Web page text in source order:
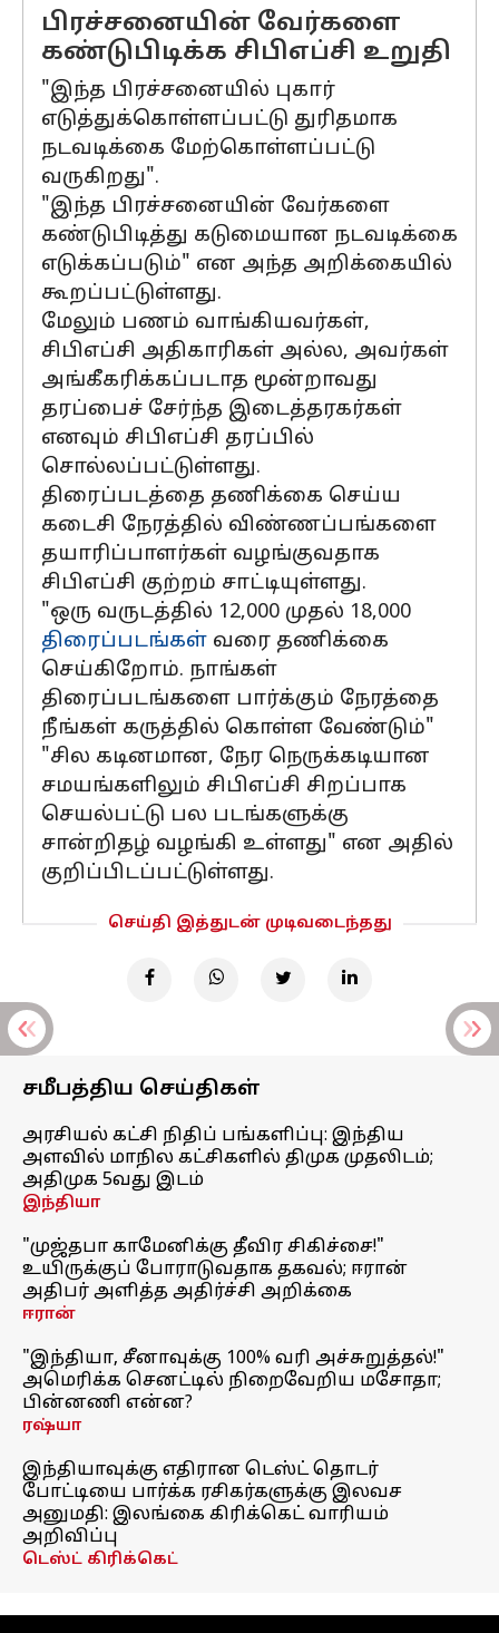
பிரச்சனையின் வேர்களை
கண்டுபிடிக்க சிபிஎப்சி உறுதி
"இந்த பிரச்சனையில் புகார்
எடுத்துக்கொள்ளப்பட்டு துரிதமாக
நடவடிக்கை மேற்கொள்ளப்பட்டு
வருகிறது".
"இந்த பிரச்சனையின் வேர்களை
கண்டுபிடித்து கடுமையான நடவடிக்கை
எடுக்கப்படும்" என அந்த அறிக்கையில்
கூறப்பட்டுள்ளது.
மேலும் பணம் வாங்கியவர்கள்,
சிபிஎப்சி அதிகாரிகள் அல்ல, அவர்கள்
அங்கீகரிக்கப்படாத மூன்றாவது
தரப்பைச் சேர்ந்த இடைத்தரகர்கள்
எனவும் சிபிஎப்சி தரப்பில்
சொல்லப்பட்டுள்ளது.
திரைப்படத்தை தணிக்கை செய்ய
கடைசி நேரத்தில் விண்ணப்பங்களை
தயாரிப்பாளர்கள் வழங்குவதாக
சிபிஎப்சி குற்றம் சாட்டியுள்ளது.
"ஒரு வருடத்தில் 12,000 முதல் 18,000
திரைப்படங்கள் வரை தணிக்கை
செய்கிறோம். நாங்கள்
திரைப்படங்களை பார்க்கும் நேரத்தை
நீங்கள் கருத்தில் கொள்ள வேண்டும்"
"சில கடினமான, நேர நெருக்கடியான
சமயங்களிலும் சிபிஎப்சி சிறப்பாக
செயல்பட்டு பல படங்களுக்கு
சான்றிதழ் வழங்கி உள்ளது" என அதில்
குறிப்பிடப்பட்டுள்ளது.
செய்தி இத்துடன் முடிவடைந்தது
சமீபத்திய செய்திகள்
அரசியல் கட்சி நிதிப் பங்களிப்பு: இந்திய
அளவில் மாநில கட்சிகளில் திமுக முதலிடம்;
அதிமுக 5வது இடம்
இந்தியா
"முஜ்தபா காமேனிக்கு தீவிர சிகிச்சை!"
உயிருக்குப் போராடுவதாக தகவல்; ஈரான்
அதிபர் அளித்த அதிர்ச்சி அறிக்கை
ஈரான்
"இந்தியா, சீனாவுக்கு 100% வரி அச்சுறுத்தல்!"
அமெரிக்க செனட்டில் நிறைவேறிய மசோதா;
பின்னணி என்ன?
ரஷ்யா
இந்தியாவுக்கு எதிரான டெஸ்ட் தொடர்
போட்டியை பார்க்க ரசிகர்களுக்கு இலவச
அனுமதி: இலங்கை கிரிக்கெட் வாரியம்
அறிவிப்பு
டெஸ்ட் கிரிக்கெட்